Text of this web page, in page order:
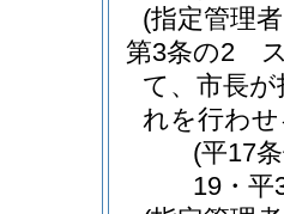
(指定管理
第3条の2
て、市長
れを行わ
(平17
19・平